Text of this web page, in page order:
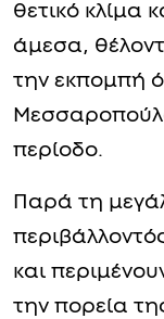
θετικό κλίμα
άμεσα,
την εκπομπή
περίοδο.
Παρά τη
και
την πορεία